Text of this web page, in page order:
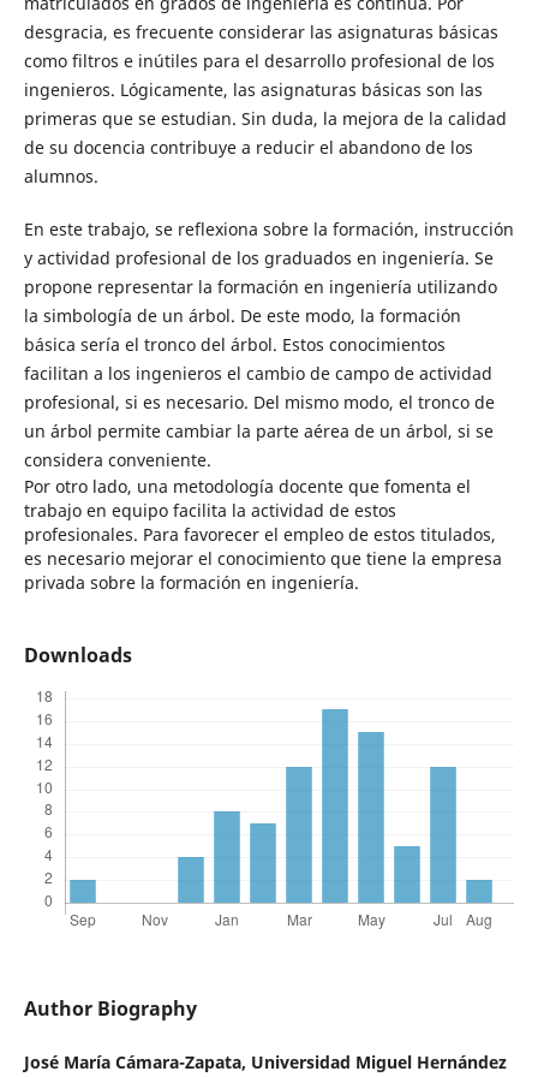
desgracia, es frecuente considerar las asignaturas básicas
como filtros e inútiles para el desarrollo profesional de los
ingenieros. Lógicamente, las asignaturas básicas son las
primeras que se estudian. Sin duda, la mejora de la calidad
de su docencia contribuye a reducir el abandono de los
alumnos.
En este trabajo, se reflexiona sobre la formación, instrucción
y actividad profesional de los graduados en ingeniería. Se
propone representar la formación en ingeniería utilizando
la simbología de un árbol. De este modo, la formación
básica sería el tronco del árbol. Estos conocimientos
facilitan a los ingenieros el cambio de campo de actividad
profesional, si es necesario. Del mismo modo, el tronco de
un árbol permite cambiar la parte aérea de un árbol, si se
considera conveniente.
Por otro lado, una metodología docente que fomenta el
trabajo en equipo facilita la actividad de estos
profesionales. Para favorecer el empleo de estos titulados,
es necesario mejorar el conocimiento que tiene la empresa
privada sobre la formación en ingeniería.
Downloads
Author Biography
José María Cámara-Zapata, Universidad Miguel Hernández